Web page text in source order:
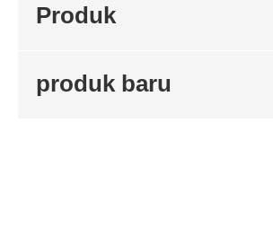
Produk
produk baru